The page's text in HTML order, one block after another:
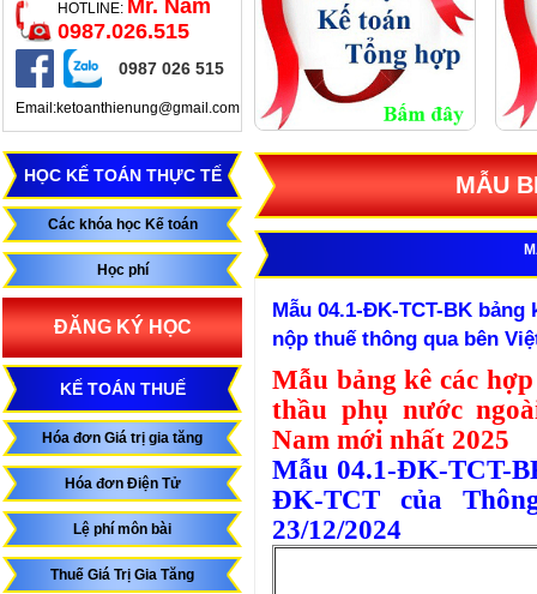
HOTLINE: Mr. Nam
0987.026.515
0987 026 515
Email:ketoanthienung@gmail.com
HỌC KẾ TOÁN THỰC TẾ
Các khóa học Kế toán
Học phí
ĐĂNG KÝ HỌC
KẾ TOÁN THUẾ
Hóa đơn Giá trị gia tăng
Hóa đơn Điện Tử
Lệ phí môn bài
Thuế Giá Trị Gia Tăng
MẪU
Mẫu 04.1-ĐK-TCT-BK
nộp thuế thông qua bên
Mẫu bảng kê các
thầu phụ nước
Nam mới nhất 2025
Mẫu 04.1-ĐK-TCT-
ĐK-TCT của
23/12/2024